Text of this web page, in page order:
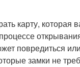
карту, которая
повредиться
замки не